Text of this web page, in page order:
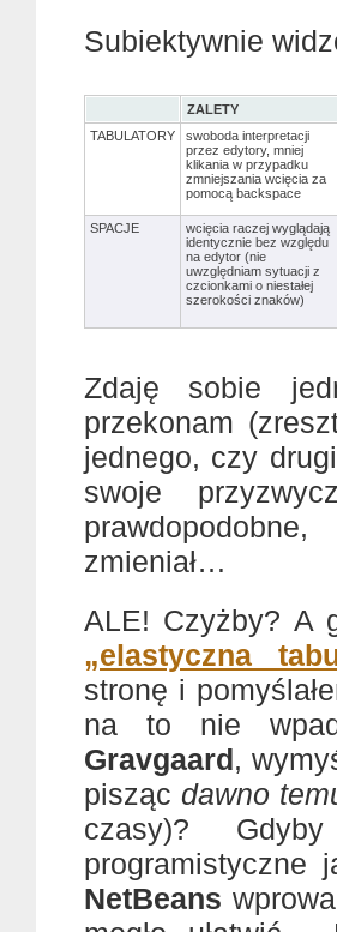
Subiektywnie
ZALETY
TABULATORY
swoboda interpretacji
przez edytory, mniej
klikania w przypadku
zmniejszania wcięcia za
pomocą backspace
SPACJE
wcięcia raczej wyglądają
identycznie bez względu
na edytor (nie
uwzględniam sytuacji z
czcionkami o niestałej
szerokości znaków)
Zdaję sobie
przekonam
jednego, czy
swoje
zmieniał…
ALE! Czyżby? A
„elastyczna
stronę i
na to nie
Gravgaard,
pisząc dawno
czasy)?
programistyczne
NetBeans